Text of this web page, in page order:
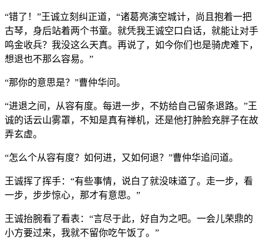
“错了！”王诚立刻纠正道，“诸葛亮演空城计，尚且抱着一把
古琴，身后站着两个书童。就凭我王诚空口白话，就能让对手
鸣金收兵？我没这么天真。再说了，如今你们也是骑虎难下，
想退也不那么容易。”
“那你的意思是？”曹仲华问。
“进退之间，从容有度。每进一步，不妨给自己留条退路。”王
诚的话云山雾罩，不知是真有禅机，还是他打肿脸充胖子在故
弄玄虚。
“怎么个从容有度？如何进，又如何退？”曹仲华追问道。
王诚挥了挥手：“有些事情，说白了就没味道了。走一步，看
一步，步步惊心，那才有意思。”
王诚抬腕看了看表：“言尽于此，好自为之吧。一会儿荣鼎的
小方要过来，我就不留你吃午饭了。”